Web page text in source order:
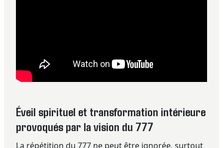
Éveil spirituel et transformation intérieure
provoqués par la vision du 777
La répétition du 777 ne peut être ignorée, surtout